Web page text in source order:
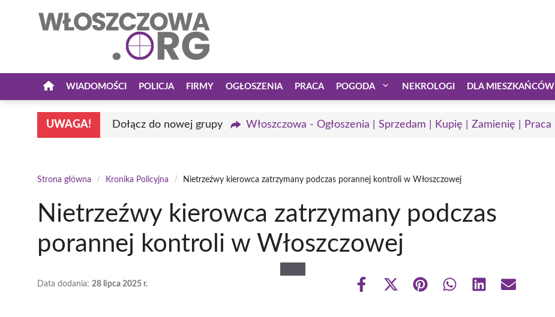
WIADOMOŚCI POLICJA FIRMY OGŁOSZENIA PRACA POGODA NEKROLOGI DLA MIESZKAŃCÓW
UWAGA! Dołącz do nowej grupy Włoszczowa - Ogłoszenia | Sprzedam | Kupię | Zamienię | Praca
Strona główna / Kronika Policyjna / Nietrzeźwy kierowca zatrzymany podczas porannej kontroli w Włoszczowej
Nietrzeźwy kierowca zatrzymany podczas
porannej kontroli w Włoszczowej
Data dodania: 28 lipca 2025 r.
Share
Share Share Share Share Share